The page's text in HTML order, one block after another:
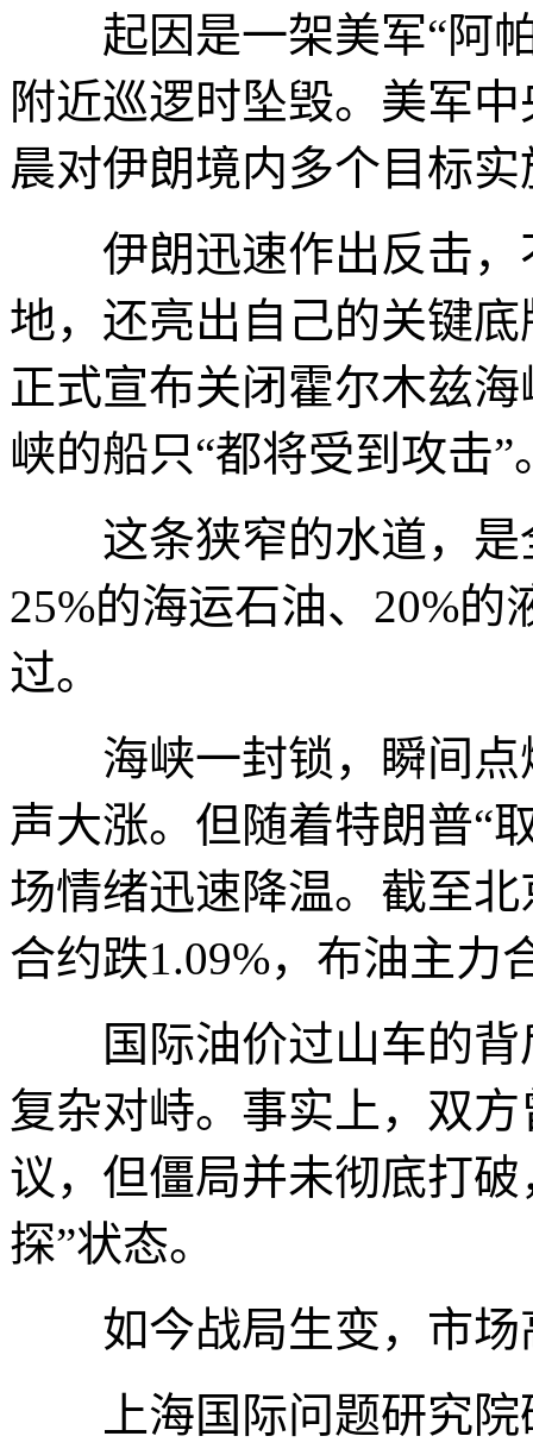
起因是一架美军“阿帕
附近巡逻时坠毁。美军
晨对伊朗境内多个目标
伊朗迅速作出反击，
地，还亮出自己的关键
正式宣布关闭霍尔木兹
峡的船只“都将受到攻击”
这条狭窄的水道，是
25%的海运石油、20%
过。
海峡一封锁，瞬间点
声大涨。但随着特朗普“
场情绪迅速降温。截至
合约跌1.09%，布油主力
国际油价过山车的背
复杂对峙。事实上，双
议，但僵局并未彻底打
探”状态。
如今战局生变，市场
上海国际问题研究院